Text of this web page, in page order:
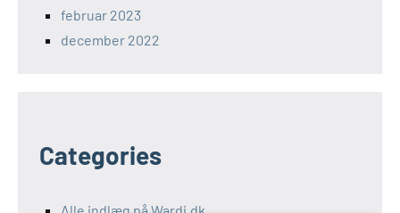
februar 2023
december 2022
Categories